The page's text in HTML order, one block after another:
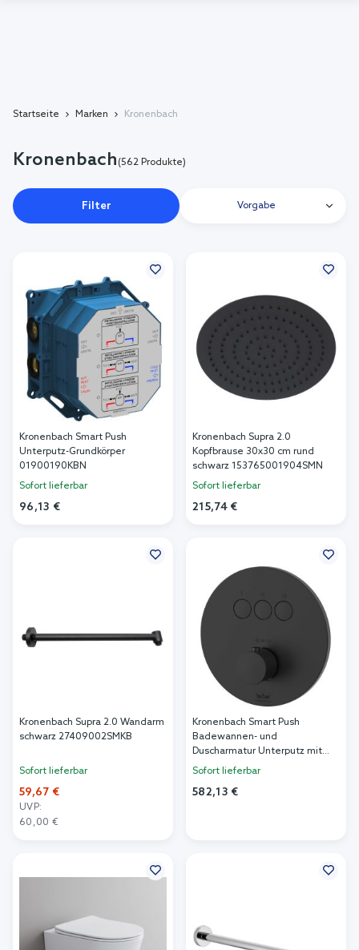
Startseite Marken Kronenbach
Kronenbach (562 Produkte)
Filter Vorgabe
Kronenbach Smart Push
Unterputz-Grundkörper
01900190KBN
Sofort lieferbar
96,13 €
Kronenbach Supra 2.0
Kopfbrause 30x30 cm rund
schwarz 153765001904SMN
Sofort lieferbar
215,74 €
Kronenbach Supra 2.0 Wandarm
schwarz 27409002SMKB
Sofort lieferbar
59,67 €
UVP:
60,00 €
Kronenbach Smart Push
Badewannen- und
Duscharmatur Unterputz mit
Thermostat schwarz
Sofort lieferbar
582,13 €